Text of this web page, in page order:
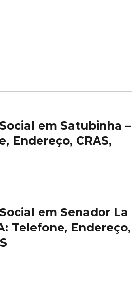
em Satubinha –
Endereço, CRAS,
em Senador La
Telefone, Endereço,